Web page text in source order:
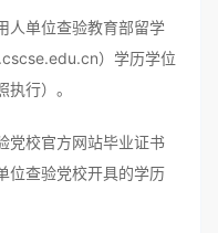
人单位查验教育部留学
）学历学位
行）。
党校官方网站毕业证书
位查验党校开具的学历